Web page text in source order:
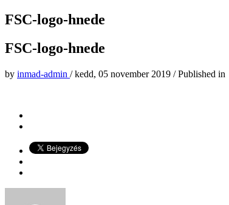
FSC-logo-hnede
FSC-logo-hnede
by inmad-admin /kedd, 05 november 2019 /Published in